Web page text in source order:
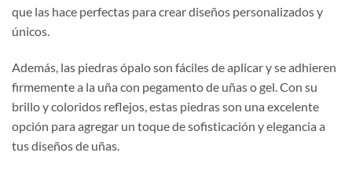
que las hace perfectas para crear diseños personalizados y
únicos.
Además, las piedras ópalo son fáciles de aplicar y se adhieren
firmemente a la uña con pegamento de uñas o gel. Con su
brillo y coloridos reflejos, estas piedras son una excelente
opción para agregar un toque de sofisticación y elegancia a
tus diseños de uñas.